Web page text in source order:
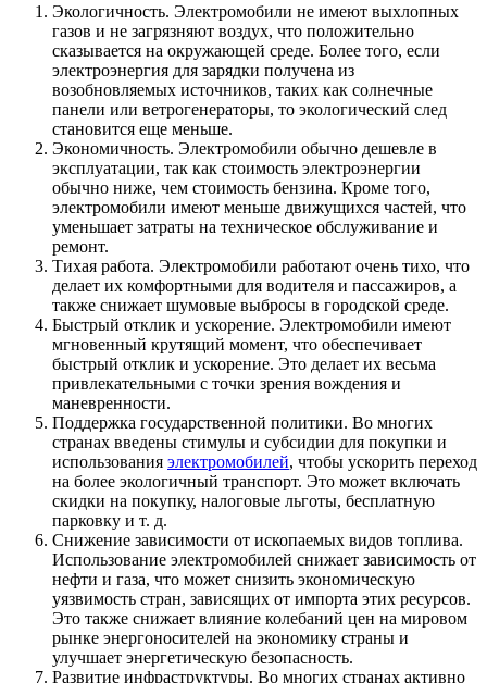
Экологичность. Электромобили не имеют выхлопных
газов и не загрязняют воздух, что положительно
сказывается на окружающей среде. Более того, если
электроэнергия для зарядки получена из
возобновляемых источников, таких как солнечные
панели или ветрогенераторы, то экологический след
становится еще меньше.
Экономичность. Электромобили обычно дешевле в
эксплуатации, так как стоимость электроэнергии
обычно ниже, чем стоимость бензина. Кроме того,
электромобили имеют меньше движущихся частей, что
уменьшает затраты на техническое обслуживание и
ремонт.
Тихая работа. Электромобили работают очень тихо, что
делает их комфортными для водителя и пассажиров, а
также снижает шумовые выбросы в городской среде.
Быстрый отклик и ускорение. Электромобили имеют
мгновенный крутящий момент, что обеспечивает
быстрый отклик и ускорение. Это делает их весьма
привлекательными с точки зрения вождения и
маневренности.
Поддержка государственной политики. Во многих
странах введены стимулы и субсидии для покупки и
использования электромобилей, чтобы ускорить переход
на более экологичный транспорт. Это может включать
скидки на покупку, налоговые льготы, бесплатную
парковку и т. д.
Снижение зависимости от ископаемых видов топлива.
Использование электромобилей снижает зависимость от
нефти и газа, что может снизить экономическую
уязвимость стран, зависящих от импорта этих ресурсов.
Это также снижает влияние колебаний цен на мировом
рынке энергоносителей на экономику страны и
улучшает энергетическую безопасность.
Развитие инфраструктуры. Во многих странах активно